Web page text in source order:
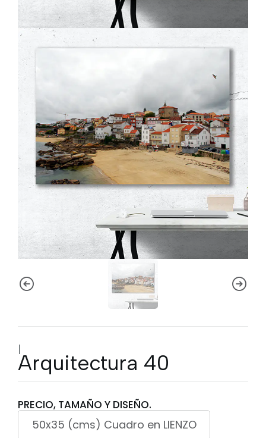
|
Arquitectura 40
PRECIO, TAMAÑO Y DISEÑO.
50x35 (cms) Cuadro en LIENZO